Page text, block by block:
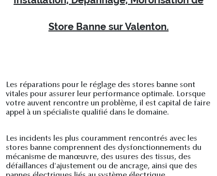
Store Banne sur Valenton.
Les réparations pour le réglage des stores banne sont
vitales pour assurer leur performance optimale. Lorsque
votre auvent rencontre un problème, il est capital de faire
appel à un spécialiste qualifié dans le domaine.
Les incidents les plus couramment rencontrés avec les
stores banne comprennent des dysfonctionnements du
mécanisme de manœuvre, des usures des tissus, des
défaillances d'ajustement ou de ancrage, ainsi que des